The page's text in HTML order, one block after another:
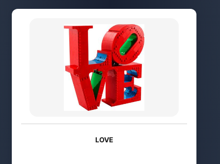
LOVE